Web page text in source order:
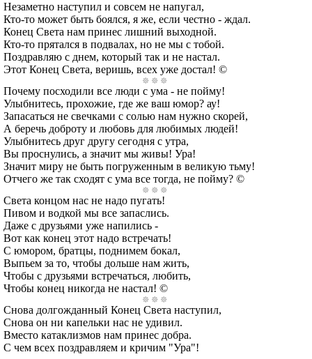
Незаметно наступил и совсем не напугал,
Кто-то может быть боялся, я же, если честно - ждал.
Конец Света нам принес лишний выходной.
Кто-то прятался в подвалах, но не мы с тобой.
Поздравляю с днем, который так и не настал.
Этот Конец Света, веришь, всех уже достал! ©
Почему посходили все люди с ума - не пойму!
Улыбнитесь, прохожие, где же ваш юмор? ау!
Запасаться не свечками с солью нам нужно скорей,
А беречь доброту и любовь для любимых людей!
Улыбнитесь друг другу сегодня с утра,
Вы проснулись, а значит мы живы! Ура!
Значит миру не быть погруженным в великую тьму!
Отчего же так сходят с ума все тогда, не пойму? ©
Света концом нас не надо пугать!
Пивом и водкой мы все запаслись.
Даже с друзьями уже напились -
Вот как конец этот надо встречать!
С юмором, братцы, поднимем бокал,
Выпьем за то, чтобы дольше нам жить,
Чтобы с друзьями встречаться, любить,
Чтобы конец никогда не настал! ©
Снова долгожданный Конец Света наступил,
Снова он ни капельки нас не удивил.
Вместо катаклизмов нам принес добра.
С чем всех поздравляем и кричим "Ура"!